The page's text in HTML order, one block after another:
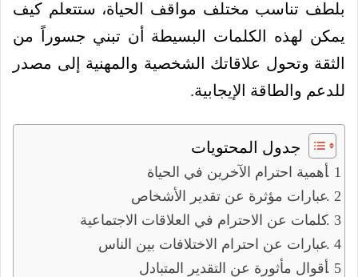
بلطف تناسب مختلف مواقف الحياة، ستتعلم كيف
يمكن لهذه الكلمات البسيطة أن تبني جسوراً من
الثقة وتحول علاقاتك الشخصية والمهنية إلى مصدر
للدعم والطاقة الإيجابية.
جدول المحتويات
أهمية احترام الآخرين في الحياة
عبارات مؤثرة عن تقدير الأشخاص
كلمات عن الاحترام في العلاقات الاجتماعية
عبارات عن احترام الاختلافات بين الناس
أقوال مأثورة عن التقدير المتبادل